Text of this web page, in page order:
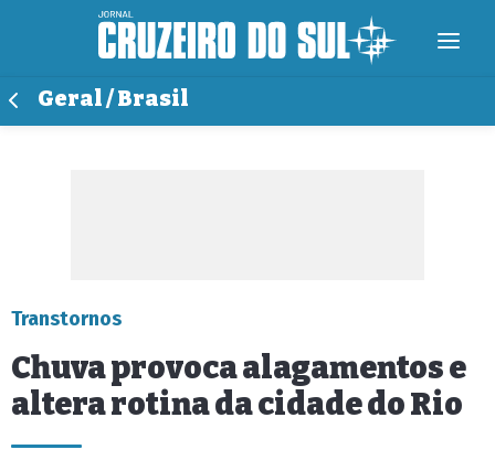
Geral / Brasil
Transtornos
Chuva provoca alagamentos e
altera rotina da cidade do Rio